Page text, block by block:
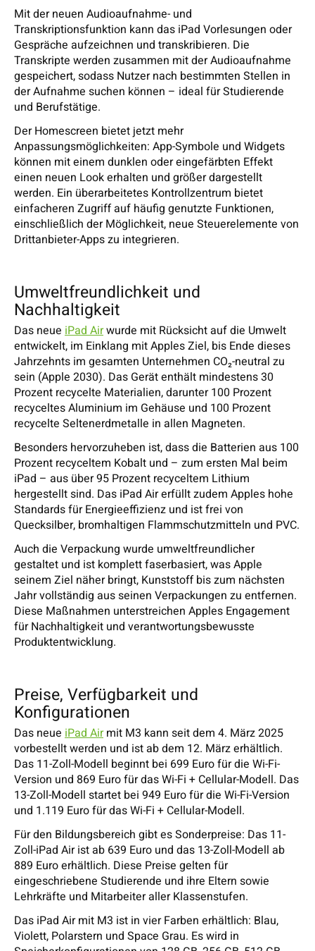
Mit der neuen Audioaufnahme- und
Transkriptionsfunktion kann das iPad Vorlesungen oder
Gespräche aufzeichnen und transkribieren. Die
Transkripte werden zusammen mit der Audioaufnahme
gespeichert, sodass Nutzer nach bestimmten Stellen in
der Aufnahme suchen können – ideal für Studierende
und Berufstätige.
Der Homescreen bietet jetzt mehr
Anpassungsmöglichkeiten: App-Symbole und Widgets
können mit einem dunklen oder eingefärbten Effekt
einen neuen Look erhalten und größer dargestellt
werden. Ein überarbeitetes Kontrollzentrum bietet
einfacheren Zugriff auf häufig genutzte Funktionen,
einschließlich der Möglichkeit, neue Steuerelemente von
Drittanbieter-Apps zu integrieren.
Umweltfreundlichkeit und
Nachhaltigkeit
Das neue iPad Airwurde mit Rücksicht auf die Umwelt
entwickelt, im Einklang mit Apples Ziel, bis Ende dieses
Jahrzehnts im gesamten Unternehmen CO₂-neutral zu
sein (Apple 2030). Das Gerät enthält mindestens 30
Prozent recycelte Materialien, darunter 100 Prozent
recyceltes Aluminium im Gehäuse und 100 Prozent
recycelte Seltenerdmetalle in allen Magneten.
Besonders hervorzuheben ist, dass die Batterien aus 100
Prozent recyceltem Kobalt und – zum ersten Mal beim
iPad – aus über 95 Prozent recyceltem Lithium
hergestellt sind. Das iPad Air erfüllt zudem Apples hohe
Standards für Energieeffizienz und ist frei von
Quecksilber, bromhaltigen Flammschutzmitteln und PVC.
Auch die Verpackung wurde umweltfreundlicher
gestaltet und ist komplett faserbasiert, was Apple
seinem Ziel näher bringt, Kunststoff bis zum nächsten
Jahr vollständig aus seinen Verpackungen zu entfernen.
Diese Maßnahmen unterstreichen Apples Engagement
für Nachhaltigkeit und verantwortungsbewusste
Produktentwicklung.
Preise, Verfügbarkeit und
Konfigurationen
Das neue iPad Airmit M3 kann seit dem 4. März 2025
vorbestellt werden und ist ab dem 12. März erhältlich.
Das 11-Zoll-Modell beginnt bei 699 Euro für die Wi-Fi-
Version und 869 Euro für das Wi-Fi + Cellular-Modell. Das
13-Zoll-Modell startet bei 949 Euro für die Wi-Fi-Version
und 1.119 Euro für das Wi-Fi + Cellular-Modell.
Für den Bildungsbereich gibt es Sonderpreise: Das 11-
Zoll-iPad Air ist ab 639 Euro und das 13-Zoll-Modell ab
889 Euro erhältlich. Diese Preise gelten für
eingeschriebene Studierende und ihre Eltern sowie
Lehrkräfte und Mitarbeiter aller Klassenstufen.
Das iPad Air mit M3 ist in vier Farben erhältlich: Blau,
Violett, Polarstern und Space Grau. Es wird in